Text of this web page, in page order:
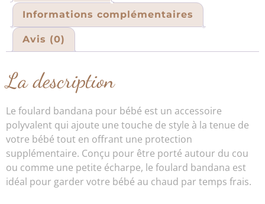
Informations complémentaires
Avis (0)
La description
Le foulard bandana pour bébé est un accessoire
polyvalent qui ajoute une touche de style à la tenue de
votre bébé tout en offrant une protection
supplémentaire. Conçu pour être porté autour du cou
ou comme une petite écharpe, le foulard bandana est
idéal pour garder votre bébé au chaud par temps frais.